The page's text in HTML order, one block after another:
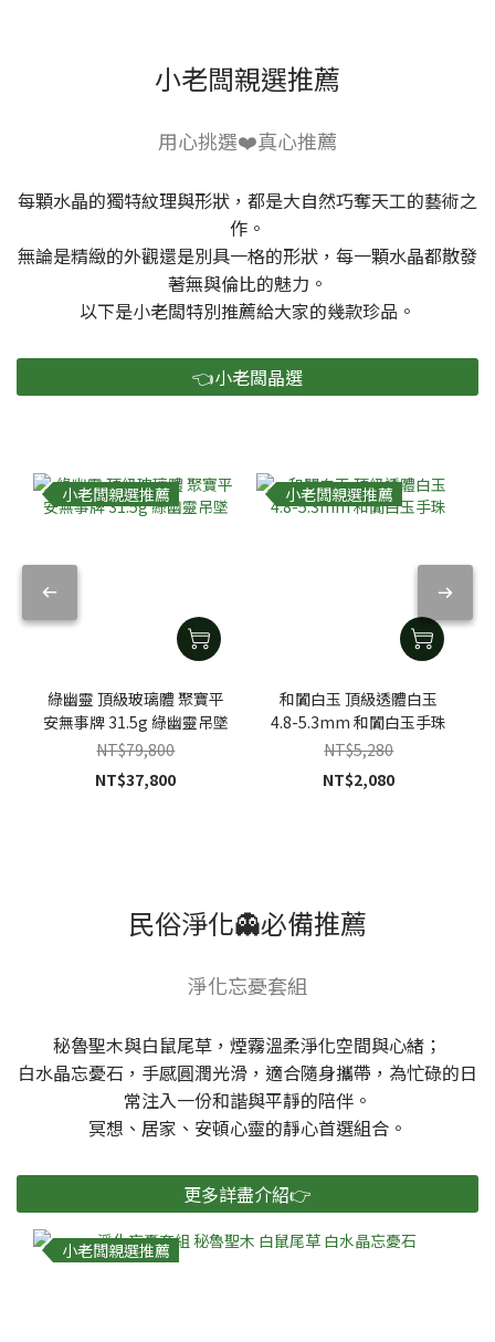
小老闆親選推薦
用心挑選❤️真心推薦
每顆水晶的獨特紋理與形狀，都是大自然巧奪天工的藝術之
作。
無論是精緻的外觀還是別具一格的形狀，每一顆水晶都散發
著無與倫比的魅力。
以下是小老闆特別推薦給大家的幾款珍品。
👈小老闆晶選
小老闆親選推薦
綠幽靈 頂級玻璃體 聚寶平
安無事牌 31.5g 綠幽靈吊墜
NT$79,800
NT$37,800
小老闆親選推薦
和闐白玉 頂級透體白玉
4.8-5.3mm 和闐白玉手珠
NT$5,280
NT$2,080
民俗淨化👻必備推薦
淨化忘憂套組
秘魯聖木與白鼠尾草，煙霧溫柔淨化空間與心緒；
白水晶忘憂石，手感圓潤光滑，適合隨身攜帶，為忙碌的日
常注入一份和諧與平靜的陪伴。
冥想、居家、安頓心靈的靜心首選組合。
更多詳盡介紹👉
小老闆親選推薦